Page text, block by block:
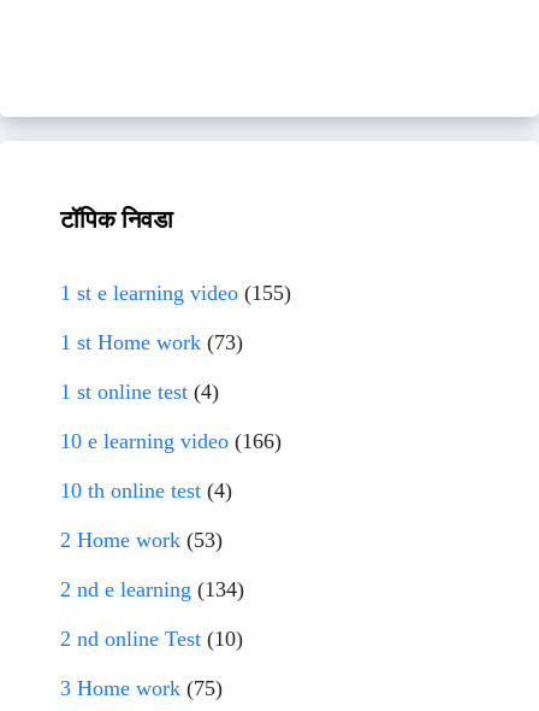
टॉपिक निवडा
1 st e learning video (155)
1 st Home work (73)
1 st online test (4)
10 e learning video (166)
10 th online test (4)
2 Home work (53)
2 nd e learning (134)
2 nd online Test (10)
3 Home work (75)